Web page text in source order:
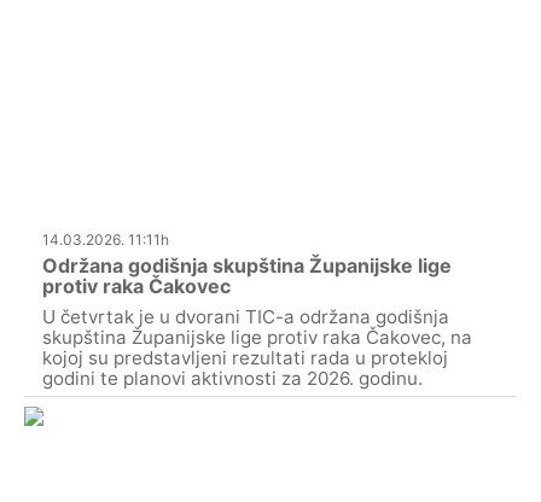
14.03.2026. 11:11h
Održana godišnja skupština Županijske lige
protiv raka Čakovec
U četvrtak je u dvorani TIC-a održana godišnja
skupština Županijske lige protiv raka Čakovec, na
kojoj su predstavljeni rezultati rada u protekloj
godini te planovi aktivnosti za 2026. godinu.